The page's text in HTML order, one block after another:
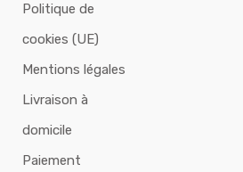
Politique de
cookies (UE)
Mentions légales
Livraison à
domicile
Paiement